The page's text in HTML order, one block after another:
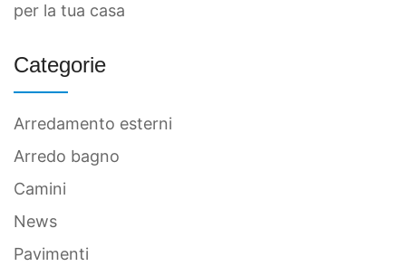
per la tua casa
Categorie
Arredamento esterni
Arredo bagno
Camini
News
Pavimenti